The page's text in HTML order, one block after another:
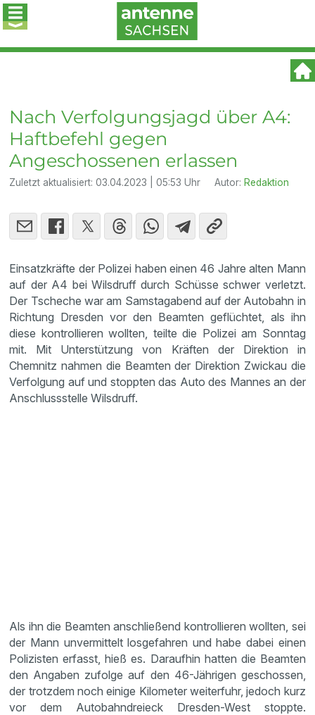
Nach Verfolgungsjagd über A4:
Haftbefehl gegen
Angeschossenen erlassen
Zuletzt aktualisiert:03.04.2023 | 05:53 Uhr Autor: Redaktion
Einsatzkräfte der Polizei haben einen 46 Jahre alten Mann
auf der A4 bei Wilsdruff durch Schüsse schwer verletzt.
Der Tscheche war am Samstagabend auf der Autobahn in
Richtung Dresden vor den Beamten geflüchtet, als ihn
diese kontrollieren wollten, teilte die Polizei am Sonntag
mit. Mit Unterstützung von Kräften der Direktion in
Chemnitz nahmen die Beamten der Direktion Zwickau die
Verfolgung auf und stoppten das Auto des Mannes an der
Anschlussstelle Wilsdruff.
Als ihn die Beamten anschließend kontrollieren wollten, sei
der Mann unvermittelt losgefahren und habe dabei einen
Polizisten erfasst, hieß es. Daraufhin hatten die Beamten
den Angaben zufolge auf den 46-Jährigen geschossen,
der trotzdem noch einige Kilometer weiterfuhr, jedoch kurz
vor dem Autobahndreieck Dresden-West stoppte.